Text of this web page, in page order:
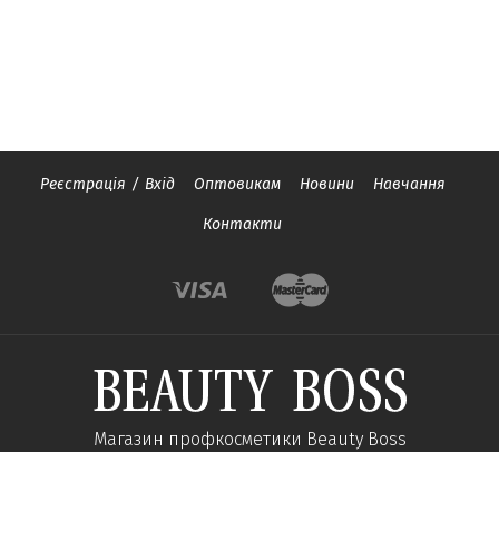
Реєстрація / Вхід Оптовикам Новини Навчання
Контакти
Магазин профкосметики Beauty Boss